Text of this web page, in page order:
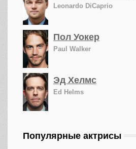
Leonardo DiCaprio
Пол Уокер
Paul Walker
Эд Хелмс
Ed Helms
Популярные актрисы